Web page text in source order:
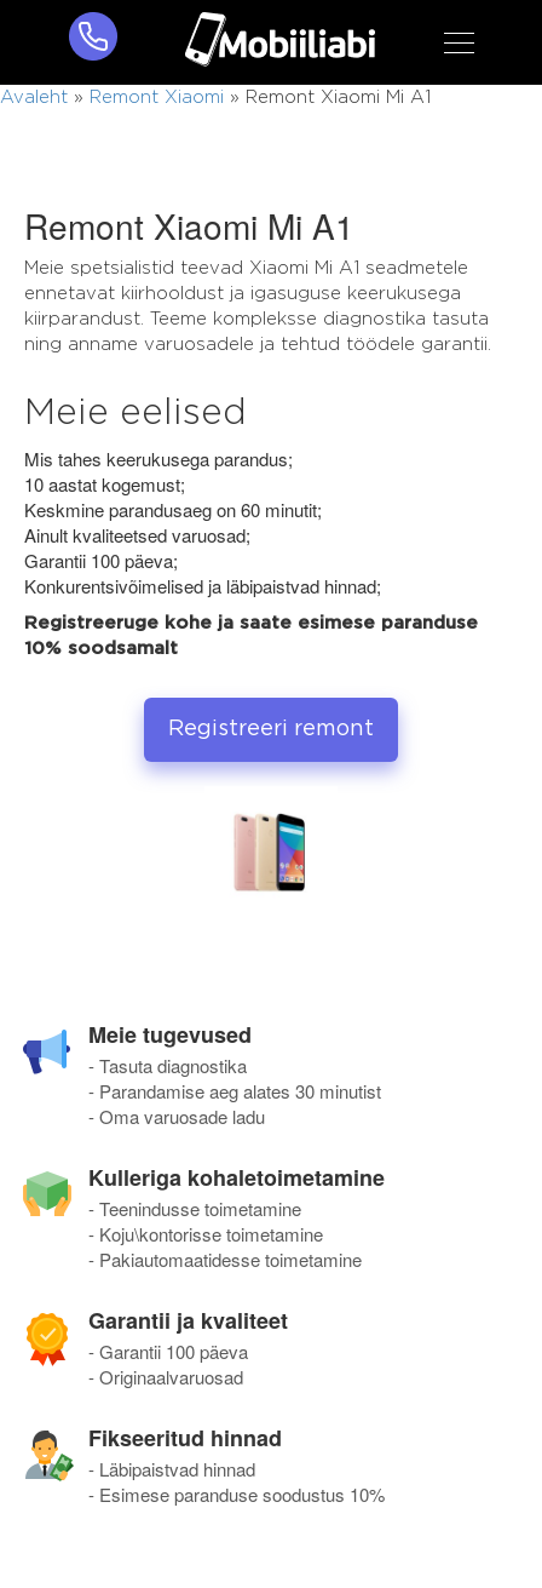
Avaleht » Remont Xiaomi » Remont Xiaomi Mi A1
Remont Xiaomi Mi A1
Meie spetsialistid teevad Xiaomi Mi A1 seadmetele
ennetavat kiirhooldust ja igasuguse keerukusega
kiirparandust. Teeme kompleksse diagnostika tasuta
ning anname varuosadele ja tehtud töödele garantii.
Meie eelised
Mis tahes keerukusega parandus;
10 aastat kogemust;
Keskmine parandusaeg on 60 minutit;
Ainult kvaliteetsed varuosad;
Garantii 100 päeva;
Konkurentsivõimelised ja läbipaistvad hinnad;
Registreeruge kohe ja saate esimese paranduse
10% soodsamalt
Registreeri remont
Meie tugevused
- Tasuta diagnostika
- Parandamise aeg alates 30 minutist
- Oma varuosade ladu
Kulleriga kohaletoimetamine
- Teenindusse toimetamine
- Koju\kontorisse toimetamine
- Pakiautomaatidesse toimetamine
Garantii ja kvaliteet
- Garantii 100 päeva
- Originaalvaruosad
Fikseeritud hinnad
- Läbipaistvad hinnad
- Esimese paranduse soodustus 10%